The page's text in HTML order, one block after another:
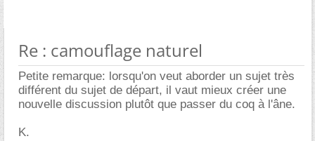
Re : camouflage naturel
Petite remarque: lorsqu'on veut aborder un sujet très
différent du sujet de départ, il vaut mieux créer une
nouvelle discussion plutôt que passer du coq à l'âne.
K.